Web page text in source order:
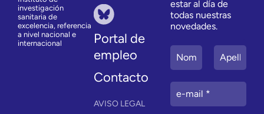
investigación
sanitaria de
excelencia, referencia
a nivel nacional e
internacional
Portal de
empleo
Contacto
AVISO LEGAL
estar al día de
todas nuestras
novedades.